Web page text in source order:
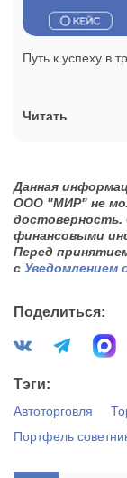
Путь к успеху в
Читать
Данная
ООО "МИР" не
достоверность.
финансовыми
Перед
с Уведомлением
Поделиться:
Тэги:
Автоторговля
Портфель